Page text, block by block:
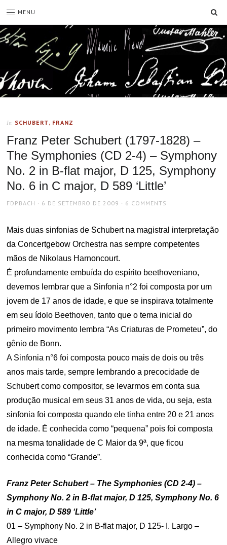
MENU
In SCHUBERT, FRANZ
Franz Peter Schubert (1797-1828) –
The Symphonies (CD 2-4) – Symphony
No. 2 in B-flat major, D 125, Symphony
No. 6 in C major, D 589 ‘Little’
AUTHOR
FDPBACH
POSTED
6 DE SETEMBRO DE 2009 6 COMMENTS
Mais duas sinfonias de Schubert na magistral interpretação
da Concertgebow Orchestra nas sempre competentes
mãos de Nikolaus Harnoncourt.
É profundamente embuída do espírito beethoveniano,
devemos lembrar que a Sinfonia n°2 foi composta por um
jovem de 17 anos de idade, e que se inspirava totalmente
em seu ídolo Beethoven, tanto que o tema inicial do
primeiro movimento lembra “As Criaturas de Prometeu”, do
gênio de Bonn.
A Sinfonia n°6 foi composta pouco mais de dois ou três
anos mais tarde, sempre lembrando a precocidade de
Schubert como compositor, se levarmos em conta sua
produção musical em seus 31 anos de vida, ou seja, esta
sinfonia foi composta quando ele tinha entre 20 e 21 anos
de idade. É conhecida como “pequena” pois foi composta
na mesma tonalidade de C Maior da 9ª, que ficou
conhecida como “Grande”.
Franz Peter Schubert – The Symphonies (CD 2-4) –
Symphony No. 2 in B-flat major, D 125, Symphony No. 6
in C major, D 589 ‘Little’
01 – Symphony No. 2 in B-flat major, D 125- I. Largo –
Allegro vivace